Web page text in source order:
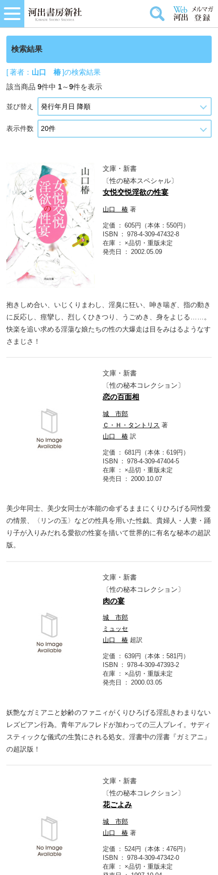
検索結果
[ 著者： 山口 椿]の検索結果
該当商品9件中 1～9件を表示
並び替え
表示件数
文庫・新書
〔性の秘本スペシャル〕
女悦交悦淫欲の性宴
山口 椿 著
定価
605円（本体：550円）
ISBN
978-4-309-47432-8
在庫
×品切・重版未定
発売日
2002.05.09
抱きしめ合い、いじくりまわし、淫臭に狂い、呻き喘ぎ、指の動き
に反応し、痙攣し、烈しくひきつり、うごめき、身をよじる……。
快楽を追い求める淫蕩な娘たちの性の大爆走は目をみはるようなす
さまじさ！
文庫・新書
〔性の秘本コレクション〕
恋の百面相
城 市郎
Ｃ・Ｈ・タントリス 著
山口 椿 訳
定価
681円（本体：619円）
ISBN
978-4-309-47404-5
在庫
×品切・重版未定
発売日
2000.10.07
美少年同士、美少女同士が本能の命ずるままにくりひろげる同性愛
の情景、〈リンの玉〉などの性具を用いた性戯、貴婦人・人妻・踊
り子が入りみだれる愛欲の性宴を描いて世界的に有名な秘本の超訳
版。
文庫・新書
〔性の秘本コレクション〕
肉の宴
城 市郎
ミュッセ
山口 椿 超訳
定価
639円（本体：581円）
ISBN
978-4-309-47393-2
在庫
×品切・重版未定
発売日
2000.03.05
妖艶なガミアニと妙齢のファニィがくりひろげる淫乱きわまりない
レズビアン行為。青年アルフレドが加わっての三人プレイ。サディ
スティックな儀式の生贄にされる処女。淫書中の淫書『ガミアニ』
の超訳版！
文庫・新書
〔性の秘本コレクション〕
花ごよみ
城 市郎
山口 椿 著
定価
524円（本体：476円）
ISBN
978-4-309-47342-0
在庫
×品切・重版未定